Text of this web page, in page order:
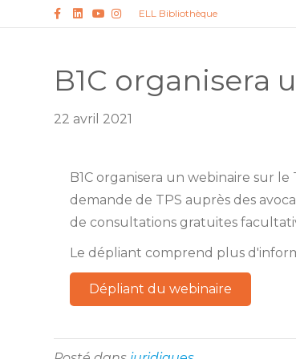
Facebook
Linkedin
YoutubeInstagramELL Bibliothèque
B1C organisera
22 avril 2021
B1C organisera un webinaire sur
demande de TPS auprès des
de consultations gratuites
Le dépliant comprend plus
Dépliant du webinaire